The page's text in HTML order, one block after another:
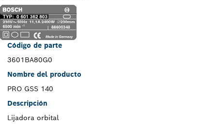
Código de parte
3601BA80G0
Nombre del producto
PRO GSS 140
Descripción
Lijadora orbital